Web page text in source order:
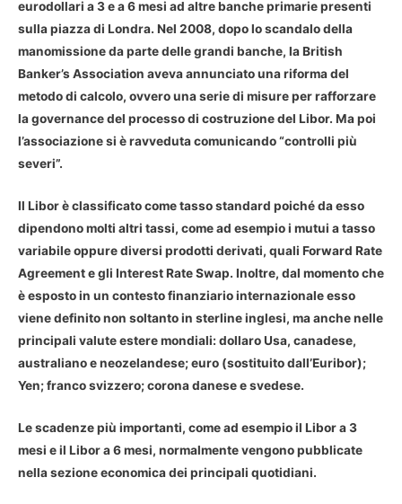
eurodollari a 3 e a 6 mesi ad altre banche primarie presenti
sulla piazza di Londra. Nel 2008, dopo lo scandalo della
manomissione da parte delle grandi banche, la British
Banker’s Association aveva annunciato una riforma del
metodo di calcolo, ovvero una serie di misure per rafforzare
la governance del processo di costruzione del Libor. Ma poi
l’associazione si è ravveduta comunicando “controlli più
severi”.
Il Liborè classificato come tasso standard poiché da esso
dipendono molti altri tassi, come ad esempio i mutui a tasso
variabile oppure diversi prodotti derivati, quali Forward Rate
Agreement e gli Interest Rate Swap. Inoltre, dal momento che
è esposto in un contesto finanziario internazionale esso
viene definito non soltanto in sterline inglesi, ma anche nelle
principali valute estere mondiali: dollaro Usa, canadese,
australiano e neozelandese; euro (sostituito dall’Euribor);
Yen; franco svizzero; corona danese e svedese.
Le scadenze più importanti, come ad esempio il Libor a 3
mesi e il Libor a 6 mesi, normalmente vengono pubblicate
nella sezione economica dei principali quotidiani.